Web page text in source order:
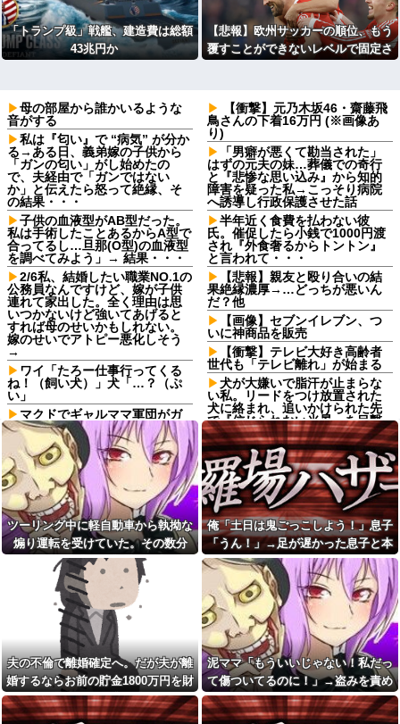
「トランプ級」戦艦、建造費は総額
43兆円か
【悲報】欧州サッカーの順位、もう
覆すことができないレベルで固定さ
母の部屋から誰かいるような
音がする
私は『匂い』で “病気” が分か
る→ある日、義弟嫁の子供から
「ガンの匂い」がし始めたの
で、夫経由で「ガンではない
か」と伝えたら怒って絶縁、そ
の結果・・・
子供の血液型がAB型だった。
私は手術したことあるからA型で
合ってるし…旦那(O型)の血液型
を調べてみよう」→ 結果・・・
2/6私、結婚したい職業NO.1の
公務員なんですけど、嫁が子供
連れて家出した。全く理由は思
いつかないけど強いてあげると
すれば母のせいかもしれない。
嫁のせいでアトピー悪化しそう
→
ワイ「たろー仕事行ってくる
ね！（飼い犬）」犬「…？（ぷ
い」
マクドでギャルママ軍団がガ
キを放って動物園。ワシ「自分
らのママにもっと遊んで欲しい
やんな？」ガキ「遊んでほし
い」ワシ「魔法の言葉があるよ...
【画像】こんな感じのクルマ
で車中泊旅したいよな？？？
【画像】俺たちの姫本田望
結、久しぶりに画像を投稿した
結果→やっぱりワイらの姫だっ
たw w w w w w w w w w
寺田心、週6ジム通いで体重
62kg→82kgに 110kgのベンチ
プレス持ち上げる姿披露
ちいかわ作者さん、総額30億
超の大豪邸を建てるｗｗｗｗｗ
ｗｗｗｗｗｗｗｗｗｗｗｗｗｗ
お前ら「日本も核武装汁！」
←１万発の核弾頭どこに
【家族内争い】 嫁のピアノを
兄嫁が欲しがり親も譲れと言い
出した結果…ｗｗｗｗ
【衝撃】元乃木坂46・齋藤飛
鳥さんの下着16万円 (※画像あ
り)
「男癖が悪くて勘当された」
はずの元夫の妹…葬儀での奇行
と『悲惨な思い込み』から知的
障害を疑った私→こっそり病院
へ誘導し行政保護させた話
半年近く食費を払わない彼
氏。催促したら小銭で1000円渡
され『外食奢るからトントン』
と言われて・・・
【悲報】親友と殴り合いの結
果絶縁濃厚→…どっちが悪いん
だ？他
【画像】セブンイレブン、つ
いに神商品を販売
【衝撃】テレビ大好き高齢者
世代も「テレビ離れ」が始まる
犬が大嫌いで脂汗が止まらな
い私。リードをつけ放置された
犬に絡まれ、追いかけられた先
で『信じられない光景』を目撃
→必死で救急車を呼ぶも犬と取
り残されて・・・
隣に住んでる義弟嫁が私に張
り合いたがる。「海外どこ行っ
た？」と聞いては私が行ってな
いところへ行き「幼稚園どこに
入れる？習い事は？」と根掘り
葉掘り
電気代1時間16円で全身冷却!?
全身を冷やす“人間用冷蔵
庫”『ど冷えもんBOX』→工事現
場やゴルフ場で導入続々と話題
【訃報】名探偵コナン声優が
死去 → 今トンデモナイことにな
ってる・・・
新婚だけど好きな人ができた
かも知れない
私「彼氏に殴られました…」
医者「どうして警察を呼ばなか
ったの？」→医師の厳しい一言
で考え方が変わり…
ツーリング中に軽自動車から執拗な
煽り運転を受けていた。その数分
後、思わぬ結末を目撃することにな
俺「土日は鬼ごっこしよう！」息子
「うん！」→足が遅かった息子と本
気で遊び続けた10年後…
夫の不倫で離婚確定へ。だが夫が離
婚するならお前の貯金1800万円を財
産分与しろ」と言い出した
泥ママ「もういいじゃない！私だっ
て傷ついてるのに！」→盗みを責め
られた泥ママがまさかの被害者アピ
ール。その言い分に周囲から笑いが